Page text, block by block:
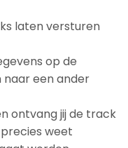
laten versturen
op de
naar een ander
ontvang jij de track
weet